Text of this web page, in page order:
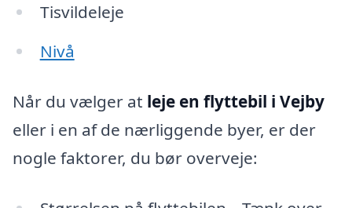
Tisvildeleje
Nivå
Når du vælger at leje en flyttebil i Vejby
eller i en af de nærliggende byer, er der
nogle faktorer, du bør overveje: